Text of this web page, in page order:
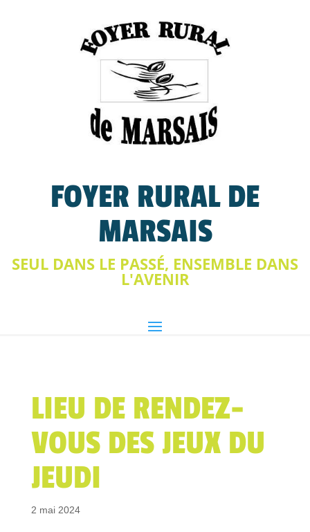
FOYER RURAL DE
MARSAIS
SEUL DANS LE PASSÉ, ENSEMBLE DANS
L'AVENIR
LIEU DE RENDEZ-
VOUS DES JEUX DU
JEUDI
2 mai 2024